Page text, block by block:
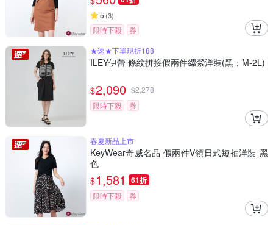
5 (3)
限時下殺
券
★速★下單現折188
ILEY伊蕾 條紋拼接假兩件縲縈洋裝(黑；M-2L)
$2,090 $2,278
限時下殺
券
春夏新品上市
KeyWear奇威名品 假兩件V領日式短袖洋裝-黑
色
$1,581 61折
限時下殺 券